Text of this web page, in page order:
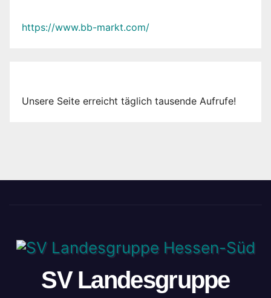
https://www.bb-markt.com/
Unsere Seite erreicht täglich tausende Aufrufe!
SV Landesgruppe